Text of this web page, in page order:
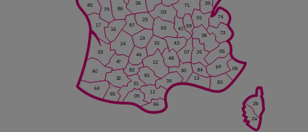
2a
2b
47
32
85
79
17
40
64
65
31
09
66
11
34
13
83
05
38
26
07
43
48
15
81
82
46
24
84
42
63
03
39
71
86
36
33
30
12
04 06
23
19
87 69
01 74
73
16